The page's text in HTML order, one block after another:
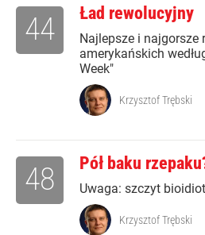
Ład rewolucyjny
Najlepsze i najgorsze
amerykańskich
Week"
44
Krzysztof Trębski
Pół baku
Uwaga: szczyt
48
Krzysztof Trębski